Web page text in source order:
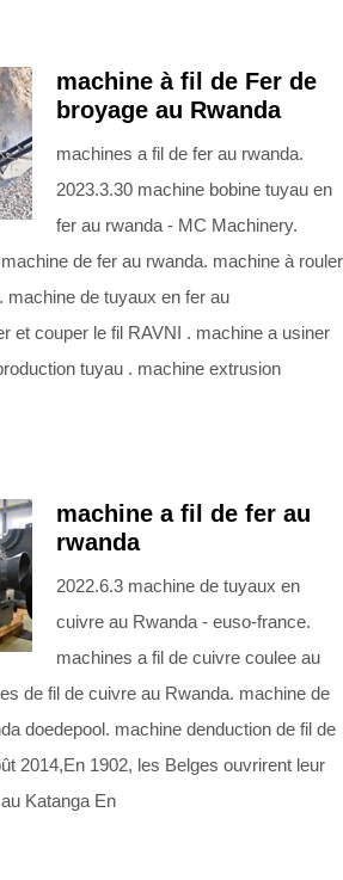
machine à fil de Fer de
broyage au Rwanda
machines a fil de fer au rwanda.
2023.3.30 machine bobine tuyau en
fer au rwanda - MC Machinery.
de fer au rwanda. machine à rouler
machine de tuyaux en fer au
et couper le fil RAVNI . machine a usiner
tuyau . machine extrusion
machine a fil de fer au
rwanda
2022.6.3 machine de tuyaux en
cuivre au Rwanda - euso-france.
machines a fil de cuivre coulee au
de fil de cuivre au Rwanda. machine de
doedepool. machine denduction de fil de
2014,En 1902, les Belges ouvrirent leur
Katanga En